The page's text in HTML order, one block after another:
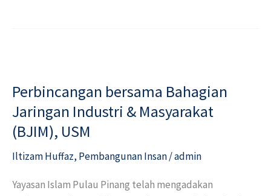
Perbincangan bersama Bahagian
Jaringan Industri & Masyarakat
(BJIM), USM
Iltizam Huffaz, Pembangunan Insan/admin
Yayasan Islam Pulau Pinang telah mengadakan
Bahagian
Jaringan
Industri
&
Masyarakat
USM